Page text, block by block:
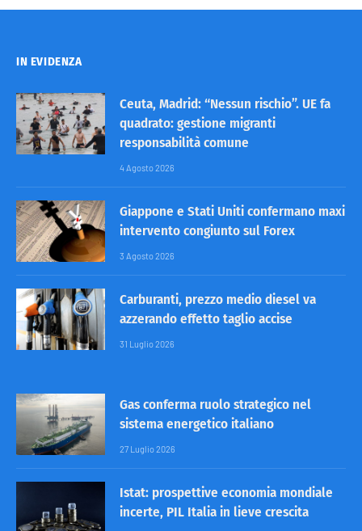
IN EVIDENZA
Ceuta, Madrid: “Nessun rischio”. UE fa
quadrato: gestione migranti
responsabilità comune
4 Agosto 2026
Giappone e Stati Uniti confermano maxi
intervento congiunto sul Forex
3 Agosto 2026
Carburanti, prezzo medio diesel va
azzerando effetto taglio accise
31 Luglio 2026
Gas conferma ruolo strategico nel
sistema energetico italiano
27 Luglio 2026
Istat: prospettive economia mondiale
incerte, PIL Italia in lieve crescita